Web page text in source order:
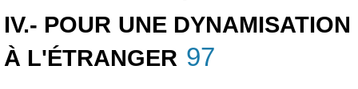
IV.- POUR UNE
À L'ÉTRANGER 97